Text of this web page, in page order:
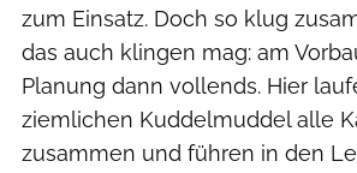
zum Einsatz. Doch so klug
das auch klingen mag: am
Planung dann vollends. Hier
ziemlichen Kuddelmuddel alle
zusammen und führen in den